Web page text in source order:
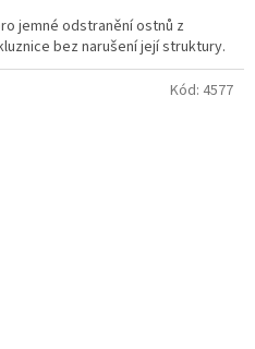
jemné odstranění ostnů z
bez narušení její struktury.
Kód: 4577